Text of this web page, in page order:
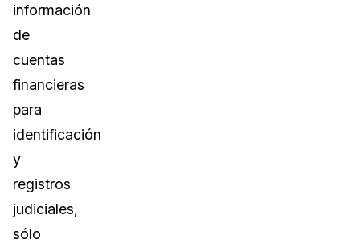
información
de
cuentas
financieras
para
identificación
y
registros
judiciales,
sólo